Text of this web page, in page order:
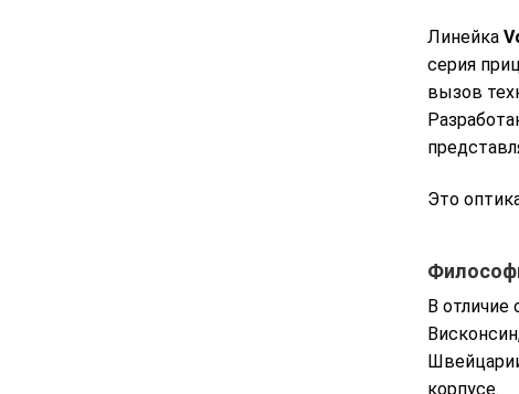
Линейка
серия
вызов
Это
В
корпусе.